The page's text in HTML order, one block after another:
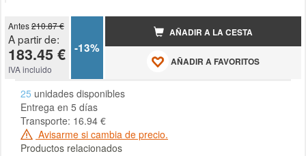
Antes210.87 €
A partir de:
183.45 €
IVA incluido
-13%
AÑADIR A LA CESTA
AÑADIR A FAVORITOS
25 unidades disponibles
Entrega en 5 días
Transporte: 16.94 €
Avisarme si cambia de precio.
Productos relacionados